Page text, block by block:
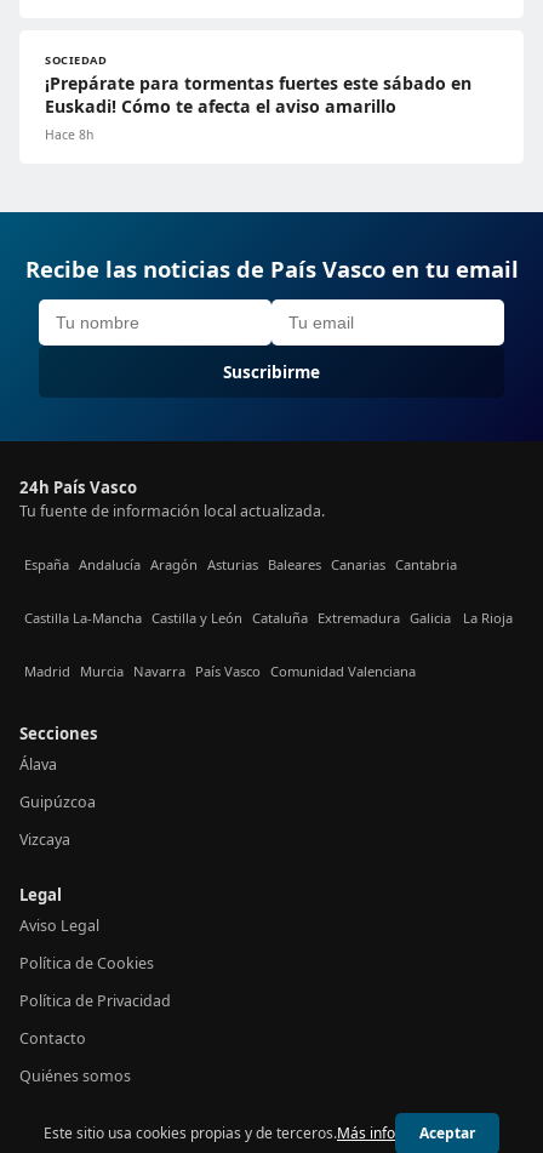
SOCIEDAD
¡Prepárate para tormentas fuertes este sábado en
Euskadi! Cómo te afecta el aviso amarillo
Hace 8h
Recibe las noticias de País Vasco en tu email
Suscribirme
24h País Vasco
Tu fuente de información local actualizada.
España Andalucía Aragón Asturias Baleares Canarias Cantabria
Castilla La-Mancha Castilla y León Cataluña Extremadura Galicia La Rioja
Madrid Murcia Navarra País Vasco Comunidad Valenciana
Secciones
Álava
Guipúzcoa
Vizcaya
Legal
Aviso Legal
Política de Cookies
Política de Privacidad
Contacto
Quiénes somos
© 2026 24h País Vasco
Este sitio usa cookies propias y de terceros.Más info Aceptar